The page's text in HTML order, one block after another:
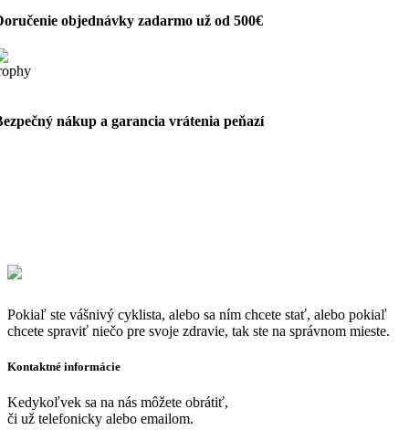
objednávky zadarmo už od 500€
nákup a garancia vrátenia peňazí
Pokiaľ ste vášnivý cyklista, alebo sa ním chcete stať, alebo pokiaľ
chcete spraviť niečo pre svoje zdravie, tak ste na správnom mieste.
Kontaktné informácie
Kedykoľvek sa na nás môžete obrátiť,
či už telefonicky alebo emailom.